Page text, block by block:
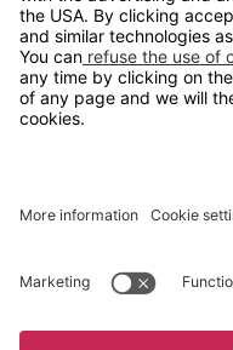
Åpningstid
Hverdager 08:00-16:00